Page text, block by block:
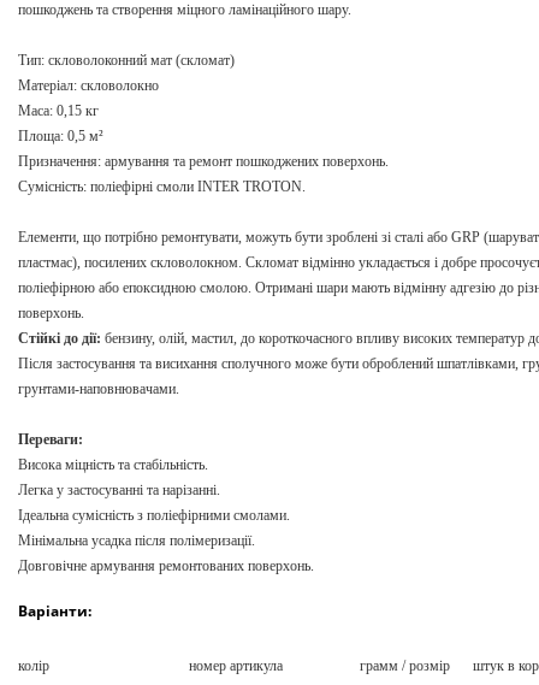
пошкоджень та створення міцного ламінаційного шару.
Тип: скловолоконний мат (скломат)
Матеріал: скловолокно
Маса: 0,15 кг
Площа: 0,5 м²
Призначення: армування та ремонт пошкоджених поверхонь.
Сумісність: поліефірні смоли INTER TROTON.
Елементи, що потрібно ремонтувати, можуть бути зроблені зі сталі або GRP
пластмас), посилених скловолокном. Скломат відмінно укладається і добре
поліефірною або епоксидною смолою. Отримані шари мають відмінну адгезію до
поверхонь.
Стійкі до дії: бензину, олій, мастил, до короткочасного впливу високих температур
Після застосування та висихання сполучного може бути оброблений шпатлівками,
грунтами-наповнювачами.
Переваги:
Висока міцність та стабільність.
Легка у застосуванні та нарізанні.
Ідеальна сумісність з поліефірними смолами.
Мінімальна усадка після полімеризації.
Довговічне армування ремонтованих поверхонь.
Варіанти:
колір номер артикула грамм / розмір штук в